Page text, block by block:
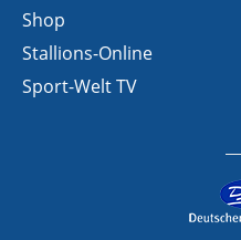
Shop
Stallions-Online
Sport-Welt TV